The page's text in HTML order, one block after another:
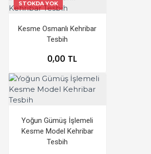
STOKDA YOK
Kesme Osmanlı Kehribar
Tesbih
0,00 TL
Yoğun Gümüş İşlemeli
Kesme Model Kehribar
Tesbih